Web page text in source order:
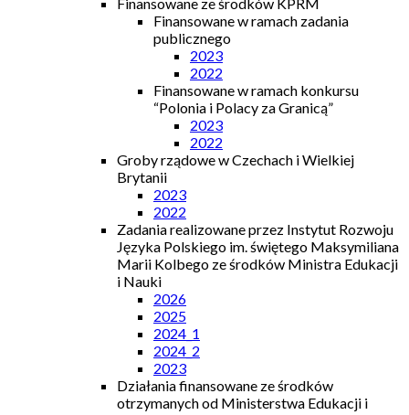
Finansowane w ramach zadania
publicznego
2023
2022
Finansowane w ramach konkursu
“Polonia i Polacy za Granicą”
2023
2022
Groby rządowe w Czechach i Wielkiej
Brytanii
2023
2022
Zadania realizowane przez Instytut Rozwoju
Języka Polskiego im. świętego Maksymiliana
Marii Kolbego ze środków Ministra Edukacji
i Nauki
2026
2025
2024_1
2024_2
2023
Działania finansowane ze środków
otrzymanych od Ministerstwa Edukacji i